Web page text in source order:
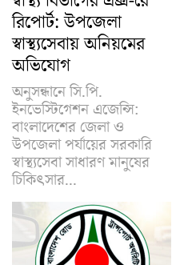
রিপোর্ট: উপজেলা
স্বাস্থ্যসেবায় অনিয়মের
অভিযোগ
অনুসন্ধানে সি.পি.
ইনভেস্টিগেশন এজেন্সি:
বাংলাদেশের জেলা ও
উপজেলা পর্যায়ের সরকারি
স্বাস্থ্যসেবা সাধারণ মানুষের
চিকিৎসার...